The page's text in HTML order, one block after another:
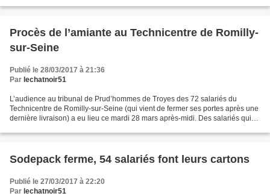
Procès de l’amiante au Technicentre de Romilly-
sur-Seine
Publié le 28/03/2017 à 21:36
Par lechatnoir51
L’audience au tribunal de Prud’hommes de Troyes des 72 salariés du
Technicentre de Romilly-sur-Seine (qui vient de fermer ses portes après une
dernière livraison) a eu lieu ce mardi 28 mars après-midi. Des salariés qui
Sodepack ferme, 54 salariés font leurs cartons
Publié le 27/03/2017 à 22:20
Par lechatnoir51